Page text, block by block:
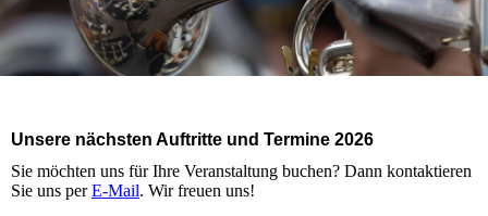
Unsere nächsten Auftritte und Termine 2026
Sie möchten uns für Ihre Veranstaltung buchen? Dann kontaktieren
Sie uns perE-Mail. Wir freuen uns!